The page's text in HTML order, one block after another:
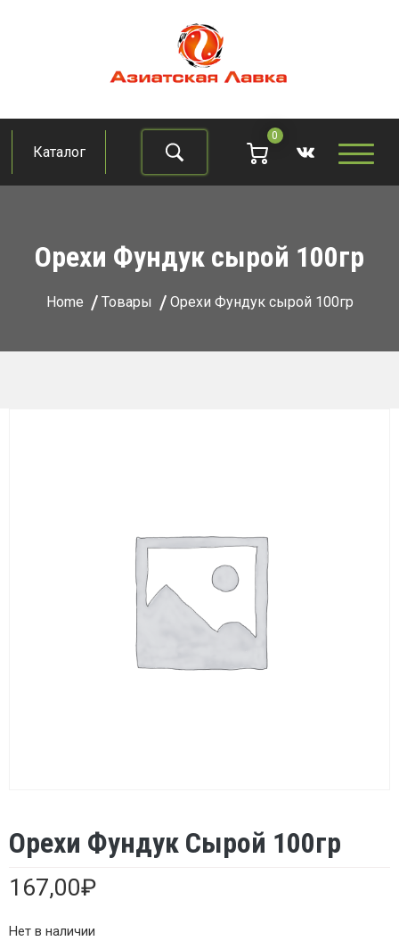
Азиатская лавка
Продукты из восточно-азиатских стран
Каталог
0
Орехи Фундук сырой 100гр
Home Товары Орехи Фундук сырой 100гр
Орехи Фундук Сырой 100гр
167,00₽
Нет в наличии